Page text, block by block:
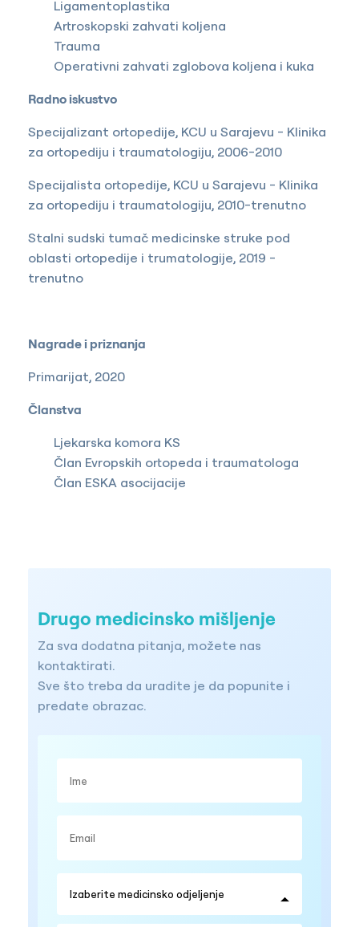
Ligamentoplastika
Artroskopski zahvati koljena
Trauma
Operativni zahvati zglobova koljena i kuka
Radno iskustvo
Specijalizant ortopedije, KCU u Sarajevu - Klinika
za ortopediju i traumatologiju, 2006-2010
Specijalista ortopedije, KCU u Sarajevu - Klinika
za ortopediju i traumatologiju, 2010-trenutno
Stalni sudski tumač medicinske struke pod
oblasti ortopedije i trumatologije, 2019 -
trenutno
Nagrade i priznanja
Primarijat, 2020
Članstva
Ljekarska komora KS
Član Evropskih ortopeda i traumatologa
Član ESKA asocijacije
Drugo medicinsko mišljenje
Za sva dodatna pitanja, možete nas
kontaktirati.
Sve što treba da uradite je da popunite i
predate obrazac.